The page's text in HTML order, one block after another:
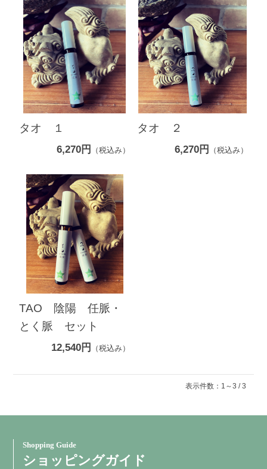
タオ １
6,270円 （税込み）
タオ ２
6,270円 （税込み）
TAO 陰陽 任脈・
とく脈 セット
12,540円 （税込み）
表示件数：1～3 / 3
Shopping Guide
ショッピングガイド